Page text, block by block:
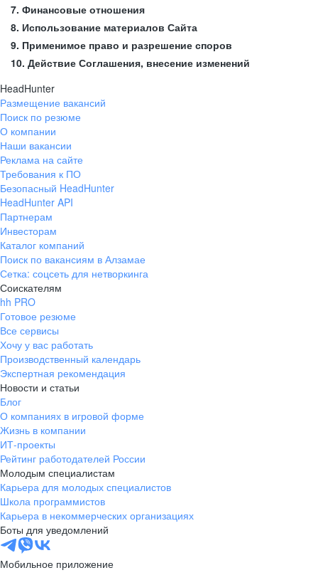
7. Финансовые отношения
8. Использование материалов Сайта
9. Применимое право и разрешение споров
10. Действие Соглашения, внесение изменений
HeadHunter
Размещение вакансий
Поиск по резюме
О компании
Наши вакансии
Реклама на сайте
Требования к ПО
Безопасный HeadHunter
HeadHunter API
Партнерам
Инвесторам
Каталог компаний
Поиск по вакансиям в Алзамае
Сетка: соцсеть для нетворкинга
Соискателям
hh PRO
Готовое резюме
Все сервисы
Хочу у вас работать
Производственный календарь
Экспертная рекомендация
Новости и статьи
Блог
О компаниях в игровой форме
Жизнь в компании
ИТ-проекты
Рейтинг работодателей России
Молодым специалистам
Карьера для молодых специалистов
Школа программистов
Карьера в некоммерческих организациях
Боты для уведомлений
Мобильное приложение